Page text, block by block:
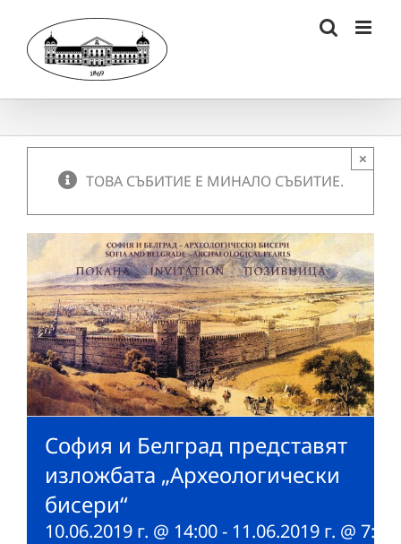
content
ТОВА СЪБИТИЕ Е МИНАЛО СЪБИТИЕ.
×
София и Белград представят
изложбата „Археологически
бисери“
10.06.2019 г. @ 14:00- 11.06.2019 г. @ 7:46